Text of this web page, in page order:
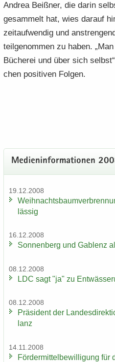
An­drea Beiß­ner, die darin
ge­sam­melt hat, wies dar­auf
zeit­auf­wen­dig und
teil­ge­nom­men zu haben.
Bü­che­rei und über sich
chen po­si­ti­ven Fol­gen.
Me­di­en­in­for­ma­tio­nen
19.12.2008
läs­sig
16.12.2008
Son­nen­berg und Gab­lenz
08.12.2008
LDC sagt "ja" zu
08.12.2008
Prä­si­dent der
lanz
14.11.2008
För­der­mit­tel­be­wil­li­gung für